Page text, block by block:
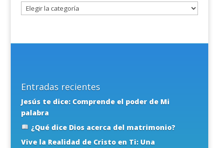
Entradas recientes
Jesús te dice: Comprende el poder de Mi
palabra
¿Qué dice Dios acerca del matrimonio?
Vive la Realidad de Cristo en Ti: Una